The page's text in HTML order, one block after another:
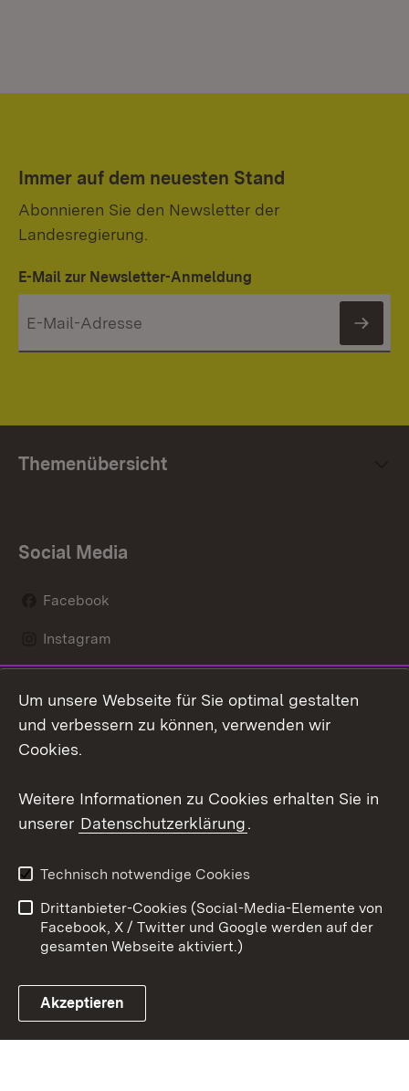
Immer auf dem neuesten Stand
Abonnieren Sie den Newsletter der
Landesregierung.
E-Mail zur Newsletter-Anmeldung
Themenübersicht
Social Media
Facebook
Instagram
Mastodon
Youtube
Link zum Landesportal
Kontakt
Datenschutz
Barrierefreiheit
Impressum Cookies
Um unsere Webseite für Sie optimal gestalten
und verbessern zu können, verwenden wir
Cookies.
Weitere Informationen zu Cookies erhalten Sie in
unserer Datenschutzerklärung.
Technisch notwendige Cookies
Drittanbieter-Cookies (Social-Media-Elemente von
Facebook, X / Twitter und Google werden auf der
gesamten Webseite aktiviert.)
Akzeptieren